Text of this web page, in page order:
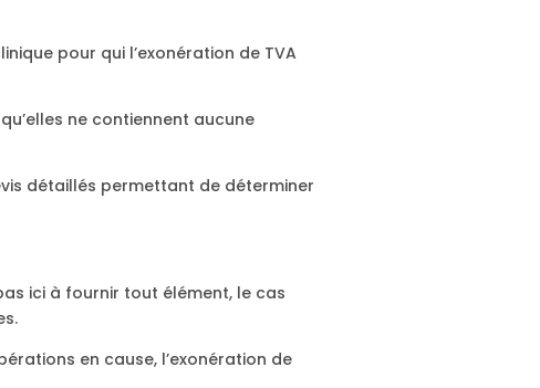
pour qui l’exonération de TVA
ne contiennent aucune
détaillés permettant de déterminer
ici à fournir tout élément, le cas
en cause, l’exonération de